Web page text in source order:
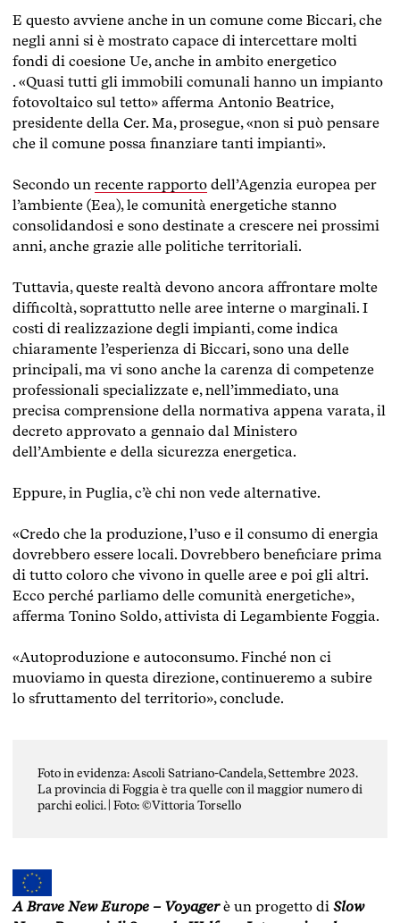
E questo avviene anche in un comune come Biccari, che
negli anni si è mostrato capace di intercettare molti
fondi di coesione Ue, anche in ambito energetico
. «Quasi tutti gli immobili comunali hanno un impianto
fotovoltaico sul tetto» afferma Antonio Beatrice,
presidente della Cer. Ma, prosegue, «non si può pensare
che il comune possa finanziare tanti impianti».
Secondo un recente rapporto dell’Agenzia europea per
l’ambiente (Eea), le comunità energetiche stanno
consolidandosi e sono destinate a crescere nei prossimi
anni, anche grazie alle politiche territoriali.
Tuttavia, queste realtà devono ancora affrontare molte
difficoltà, soprattutto nelle aree interne o marginali. I
costi di realizzazione degli impianti, come indica
chiaramente l’esperienza di Biccari, sono una delle
principali, ma vi sono anche la carenza di competenze
professionali specializzate e, nell’immediato, una
precisa comprensione della normativa appena varata, il
decreto approvato a gennaio dal Ministero
dell’Ambiente e della sicurezza energetica.
Eppure, in Puglia, c’è chi non vede alternative.
«Credo che la produzione, l’uso e il consumo di energia
dovrebbero essere locali. Dovrebbero beneficiare prima
di tutto coloro che vivono in quelle aree e poi gli altri.
Ecco perché parliamo delle comunità energetiche»,
afferma Tonino Soldo, attivista di Legambiente Foggia.
«Autoproduzione e autoconsumo. Finché non ci
muoviamo in questa direzione, continueremo a subire
lo sfruttamento del territorio», conclude.
Foto in evidenza: Ascoli Satriano-Candela, Settembre 2023.
La provincia di Foggia è tra quelle con il maggior numero di
parchi eolici. | Foto: ©Vittoria Torsello
A Brave New Europe – Voyagerè un progetto di Slow